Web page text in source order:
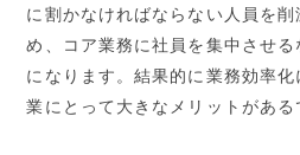
に割かなければならない人員を
め、コア業務に社員を集中させる
になります。結果的に業務効率
業にとって大きなメリットがある